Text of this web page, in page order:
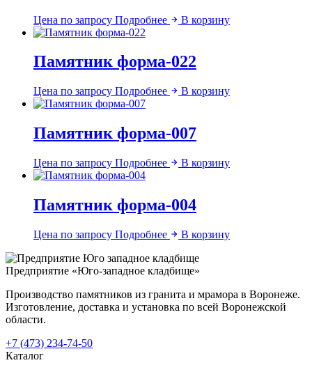
Цена по запросу Подробнее В корзину
Памятник форма-022
Цена по запросу Подробнее В корзину
Памятник форма-007
Цена по запросу Подробнее В корзину
Памятник форма-004
Цена по запросу Подробнее В корзину
Предприятие «Юго-западное кладбище»
Производство памятников из гранита и мрамора в Воронеже.
Изготовление, доставка и установка по всей Воронежской
области.
+7 (473) 234-74-50
Каталог